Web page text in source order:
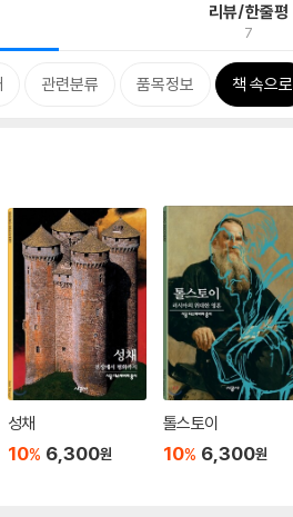
리뷰/한줄평
7
관련분류 품목정보 책 속으로
성채
10% 6,300원
톨스토이
10% 6,300원